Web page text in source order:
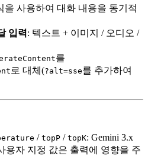
을 사용하여 대화 내용을 동기적
입력: 텍스트 + 이미지 / 오디오 /
를
로 대체(?alt=sse를 추가하여
/ topP / topK: Gemini 3.x
용자 지정 값은 출력에 영향을 주